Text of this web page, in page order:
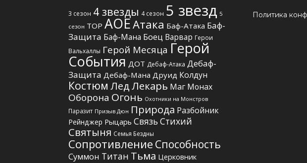
3 сезон 4 звезды 4 сезон 5 звезд 5
сезон TOP АОЕАтака Баф-Атака Баф-
Защита Баф-Мана Боец Варвар Герои
Вальхаллы Герой Месяца Герой
События ДОТ Дебаф-Атака Дебаф-
Защита Дебаф-Мана Друид Колдун
Костюм ЛедЛекарь Маг Монах
Оборона Огонь Охотники на Монстров
Паразит Призыв Дюн Природа Разбойник
Рейнджер Рыцарь Связь Стихий
Святыня Семья Бездны
Сопротивление Способность
Суммон Титан Тьма Церковник
Политика